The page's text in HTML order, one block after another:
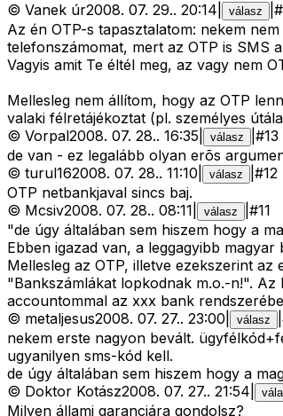
© Vanek úr2008. 07. 29.. 20:14 válasz #
Az én OTP-s tapasztalatom: nekem
telefonszámomat, mert az OTP is SMS
Vagyis amit Te éltél meg, az vagy nem
Mellesleg nem állítom, hogy az OTP
valaki félretájékoztat (pl. személyes
© Vorpal2008. 07. 28.. 16:35 válasz #13
de van - ez legalább olyan erõs
© turul162008. 07. 28.. 11:10 válasz #12
OTP netbankjaval sincs baj.
© Mcsiv2008. 07. 28.. 08:11 válasz #11
"de úgy általában sem hiszem hogy a
Ebben igazad van, a leggagyibb
Mellesleg az OTP, illetve ezekszerint
"Bankszámlákat lopkodnak m.o.-n!".
accountommal az xxx bank
© metaljesus2008. 07. 27.. 23:00 válasz
nekem erste nagyon bevált.
ugyanilyen sms-kód kell.
de úgy általában sem hiszem hogy a
© Doktor Kotász2008. 07. 27.. 21:54
Milyen állami garanciára gondolsz?